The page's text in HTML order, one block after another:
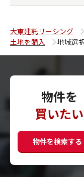
大東建託リーシング
土地を購入
地域選
物件を
買いたい
物件を検索する